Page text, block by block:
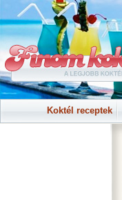
Koktél receptek